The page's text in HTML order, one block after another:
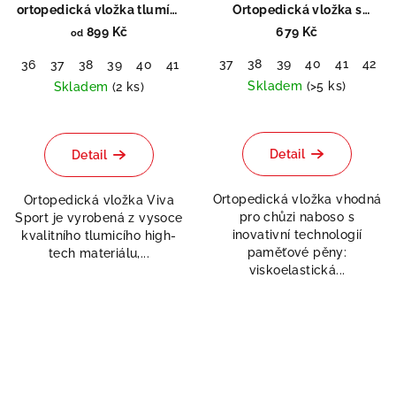
ortopedická vložka tlumící
nárazy
od 899 Kč
36 37 38 39 40 41 43 44 45 46 48
51
Skladem (2 ks)
hodnocení
produktu
z
5
hvězdiček.
Detail
Ortopedická vložka Viva
Sport je vyrobená z vysoce
kvalitního tlumicího high-
tech materiálu,...
Ortopedická vložka s
paměťovou pěnou
679 Kč
37 38 39 40 41 42
Skladem (>5 ks)
hodnocení
produktu
z
5
hvězdiček.
Detail
Ortopedická vložka vhodná
pro chůzi naboso s
inovativní technologií
paměťové pěny:
viskoelastická...